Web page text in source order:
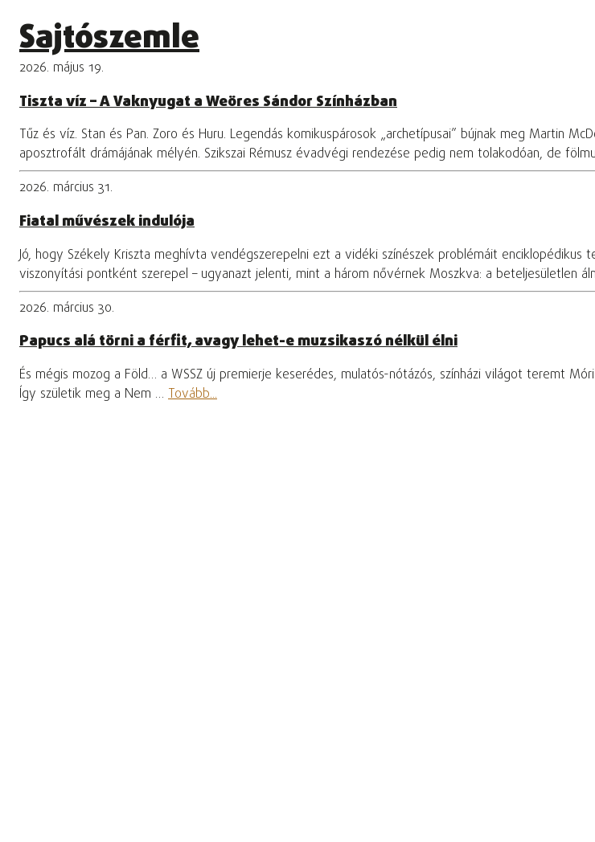
Sajtószemle
2026. május 19.
Tiszta víz – A Vaknyugat a Weöres Sándor Színházban
Tűz és víz. Stan és Pan. Zoro és Huru. Legendás komikuspárosok „archetípusai” bújnak meg Martin
aposztrofált drámájának mélyén. Szikszai Rémusz évadvégi rendezése pedig nem tolakodóan, de
2026. március 31.
Fiatal művészek indulója
Jó, hogy Székely Kriszta meghívta vendégszerepelni ezt a vidéki színészek problémáit
viszonyítási pontként szerepel – ugyanazt jelenti, mint a három nővérnek Moszkva: a beteljesületlen
2026. március 30.
Papucs alá törni a férfit, avagy lehet-e muzsikaszó nélkül élni
És mégis mozog a Föld… a WSSZ új premierje keserédes, mulatós-nótázós, színházi világot teremt
Így születik meg a Nem … Tovább...